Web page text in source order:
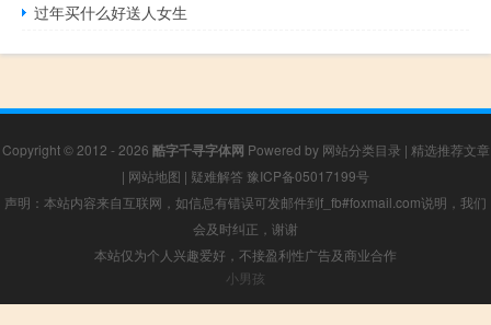
过年买什么好送人女生
Copyright © 2012 - 2026 酷字千寻字体网 Powered by 网站分类目录 | 精选推荐文章
| 网站地图 | 疑难解答 豫ICP备05017199号
声明：本站内容来自互联网，如信息有错误可发邮件到f_fb#foxmail.com说明，我们
会及时纠正，谢谢
本站仅为个人兴趣爱好，不接盈利性广告及商业合作
小男孩